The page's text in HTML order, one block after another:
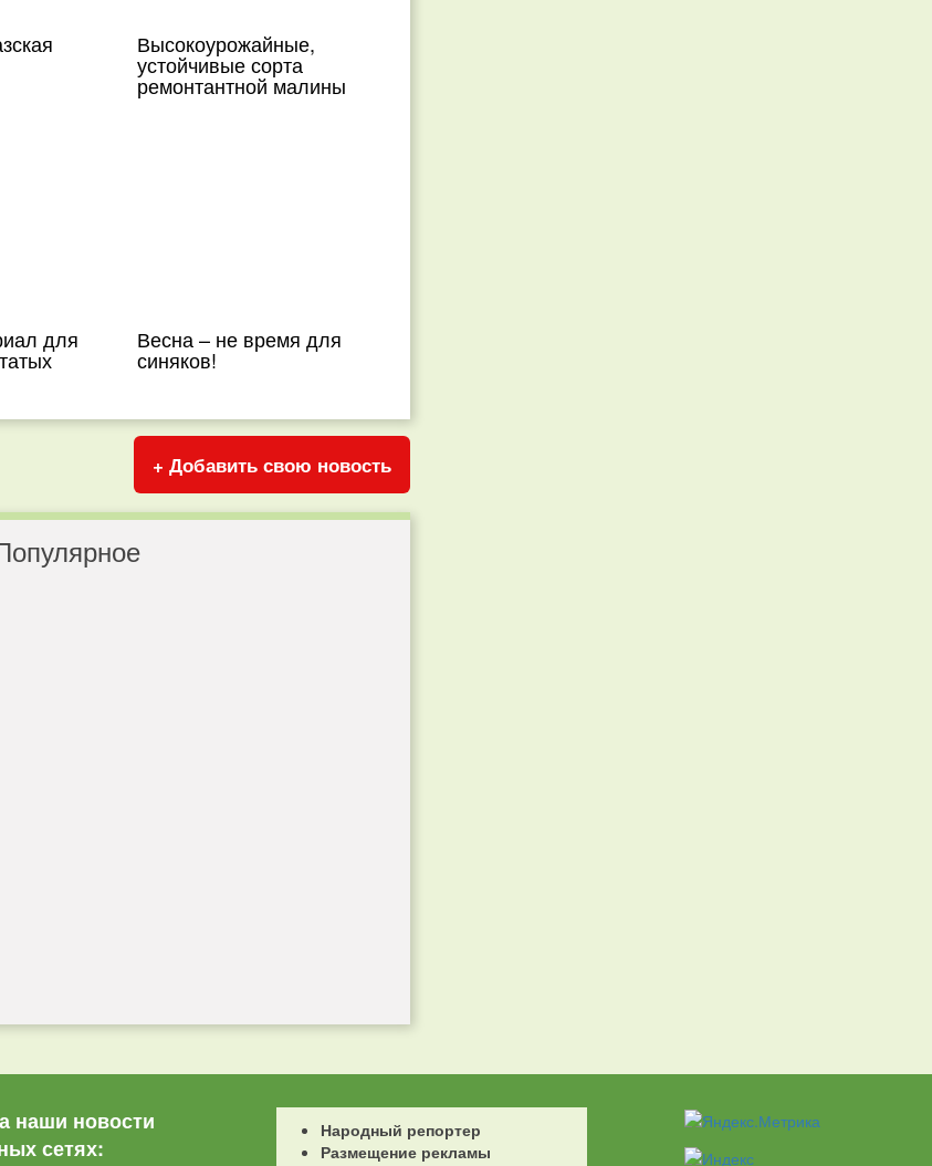
Высокоурожайные,
устойчивые сорта
ремонтантной малины
для Весна – не время для
синяков!
+ Добавить свою новость
наши новости
сетях:
Народный репортер
Размещение рекламы